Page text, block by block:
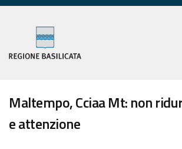
Maltempo, Cciaa Mt: non
e attenzione